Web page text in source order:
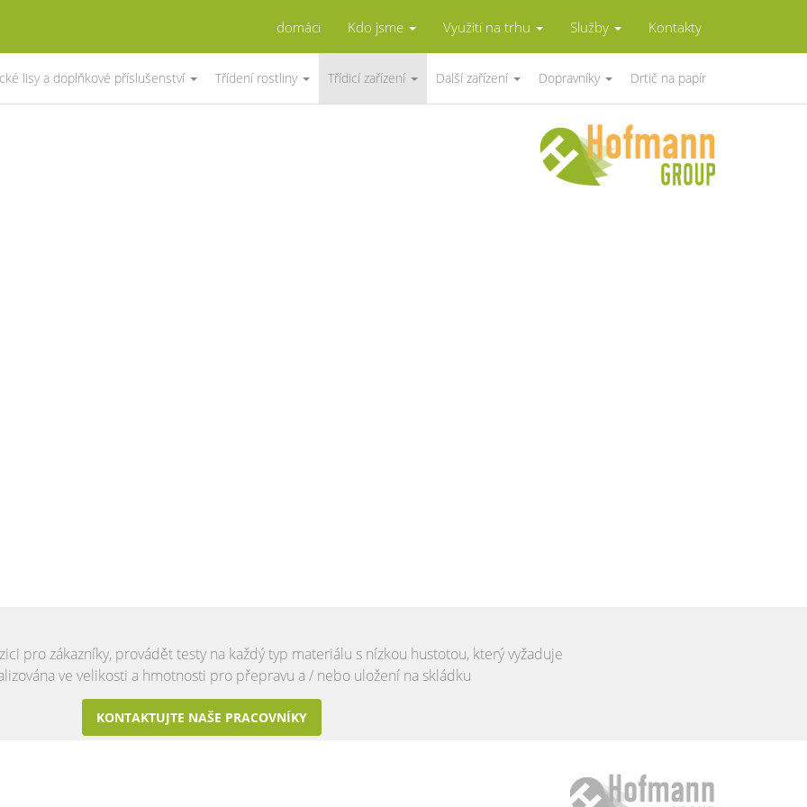
domácí Kdo jsme Využití na trhu Služby Kontakty
lisy a doplňkové příslušenství Třídení rostliny Třídicí zařízení Další zařízení Dopravníky Drtič na papír
pro zákazníky, provádět testy na každý typ materiálu s nízkou hustotou, který vyžaduje
ve velikosti a hmotnosti pro přepravu a / nebo uložení na skládku
KONTAKTUJTE NAŠE PRACOVNÍKY